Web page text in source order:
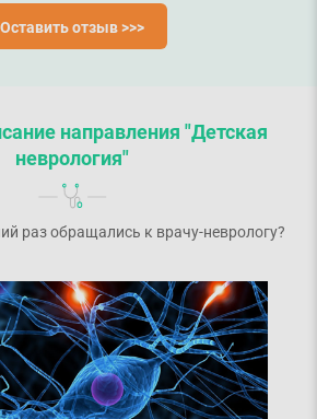
Оставить отзыв >>>
направления "Детская
неврология"
раз обращались к врачу-неврологу?